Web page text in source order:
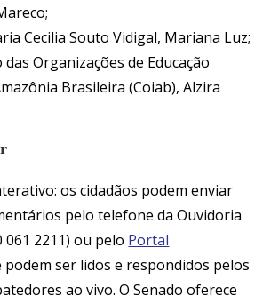
Cecilia Souto Vidigal, Mariana Luz;
Organizações de Educação
Brasileira (Coiab), Alzira
os cidadãos podem enviar
pelo telefone da Ouvidoria
061 2211) ou pelo Portal
podem ser lidos e respondidos pelos
ao vivo. O Senado oferece